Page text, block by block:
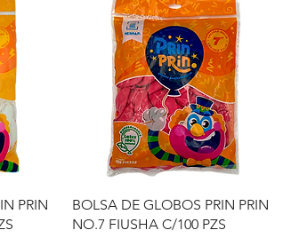
PRIN
Vista rápida
BOLSA DE GLOBOS PRIN PRIN
NO.7 FIUSHA C/100 PZS